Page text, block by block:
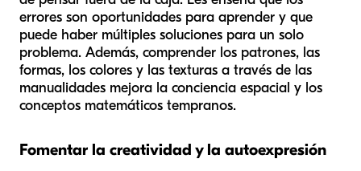
errores son oportunidades para aprender y que
puede haber múltiples soluciones para un solo
problema. Además, comprender los patrones, las
formas, los colores y las texturas a través de las
manualidades mejora la conciencia espacial y los
conceptos matemáticos tempranos.
Fomentar la creatividad y la autoexpresión